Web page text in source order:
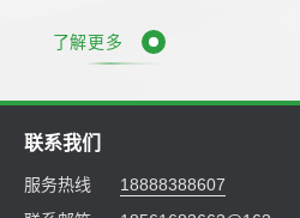
了解更多
联系我们
服务热线
18888388607